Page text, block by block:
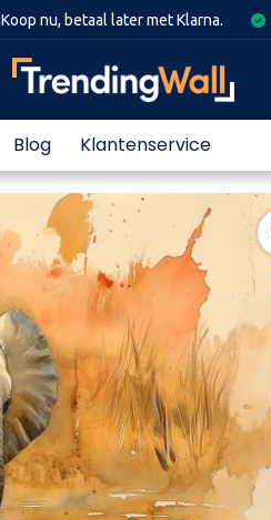
Koop nu, betaal later met Klarna.
Blog Klantenservice